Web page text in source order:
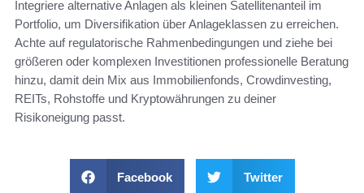
Integriere alternative Anlagen als kleinen Satellitenanteil im
Portfolio, um Diversifikation über Anlageklassen zu erreichen.
Achte auf regulatorische Rahmenbedingungen und ziehe bei
größeren oder komplexen Investitionen professionelle Beratung
hinzu, damit dein Mix aus Immobilienfonds, Crowdinvesting,
REITs, Rohstoffe und Kryptowährungen zu deiner
Risikoneigung passt.
Facebook Twitter